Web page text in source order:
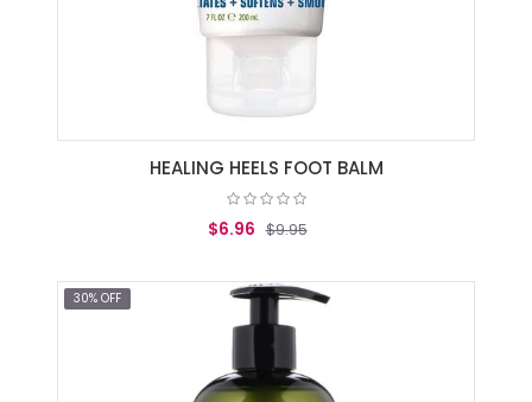
HEALING HEELS FOOT BALM
$6.96 $9.95
AGREGAR AL CARRITO
30% OFF